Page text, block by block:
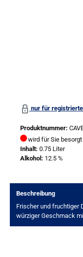
nur für
Produktnummer:
wird für Sie besorgt
Inhalt: 0.75 Liter
Alkohol: 12.5 %
Beschreibung
Frischer und fruchtiger
würziger Geschmack